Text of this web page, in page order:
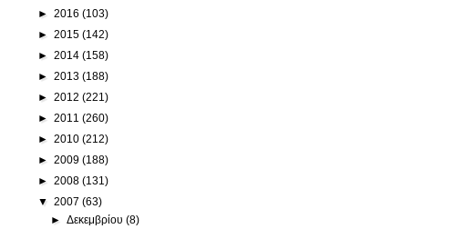
► 2016 (103)
► 2015 (142)
► 2014 (158)
► 2013 (188)
► 2012 (221)
► 2011 (260)
► 2010 (212)
► 2009 (188)
► 2008 (131)
▼ 2007 (63)
►Δεκεμβρίου(8)